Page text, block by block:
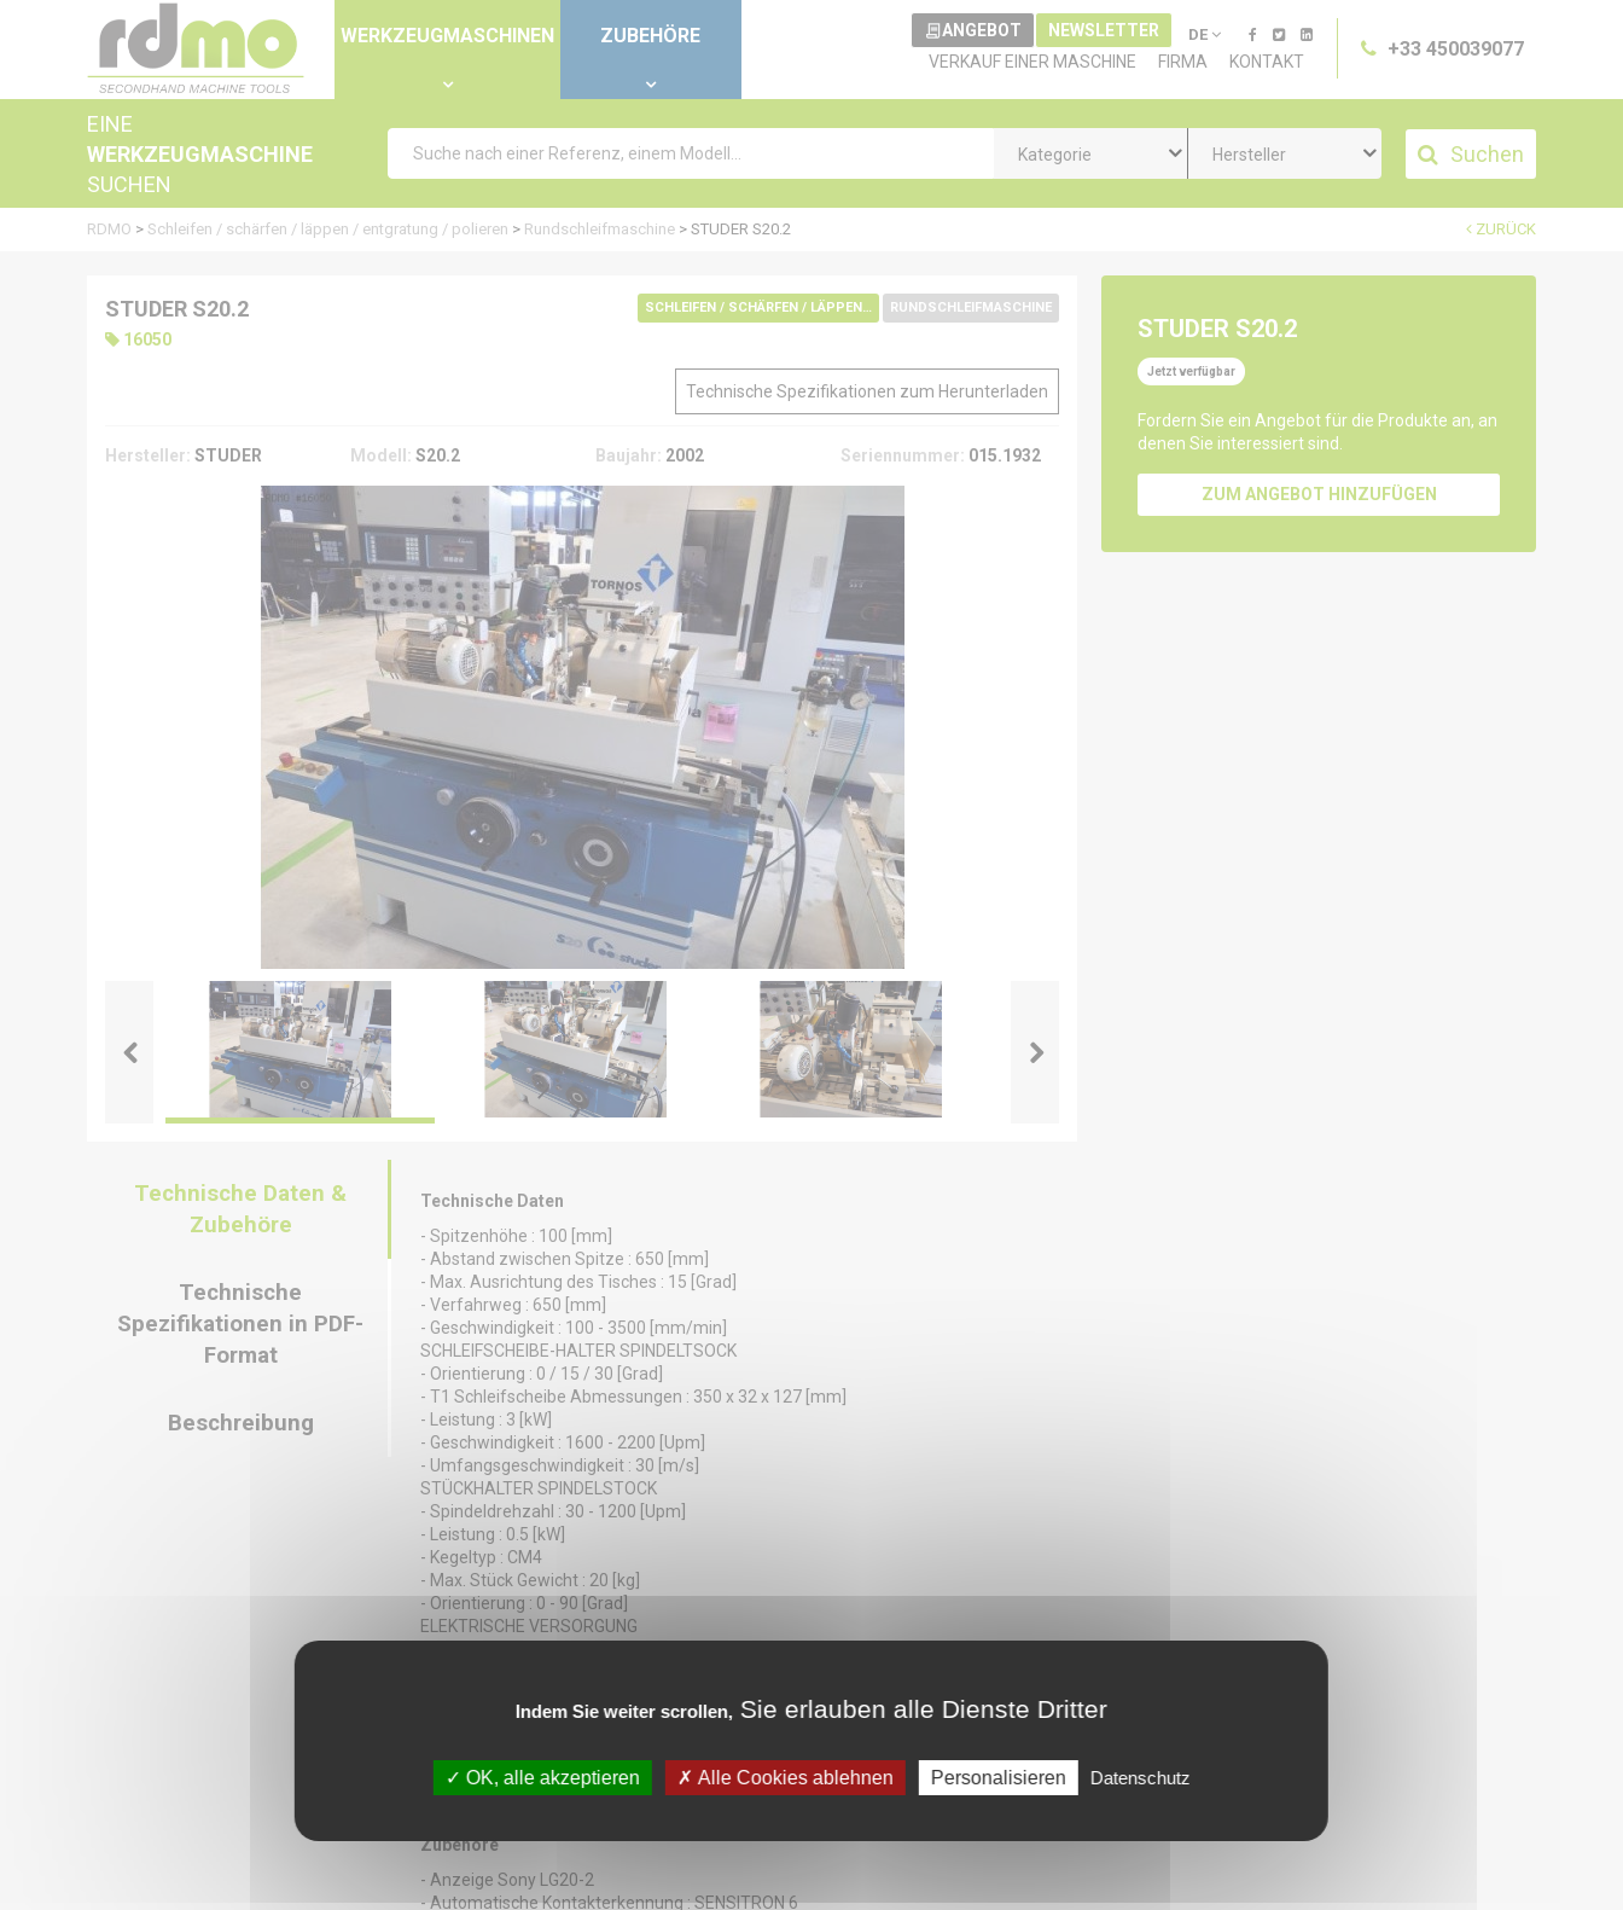
Indem Sie weiter scrollen,Sie erlauben alle Dienste Dritter
OK, alle akzeptieren Alle Cookies ablehnen Personalisieren Datenschutz
WERKZEUGMASCHINEN ZUBEHÖRE
+33 450039077
ANGEBOT NEWSLETTER DE
VERKAUF EINER MASCHINE FIRMA KONTAKT
EINE
WERKZEUGMASCHINE
SUCHEN
Kategorie Hersteller Suchen
ZURÜCK
RDMO > Schleifen / schärfen / läppen / entgratung / polieren > Rundschleifmaschine > STUDER S20.2
STUDER S20.2 SCHLEIFEN / SCHÄRFEN / LÄPPEN / ENTGRATUNG / POLIEREN RUNDSCHLEIFMASCHINE
16050
Technische Spezifikationen zum Herunterladen
Hersteller: STUDER Modell: S20.2 Baujahr: 2002 Seriennummer: 015.1932
Technische Daten &
Zubehöre
Technische Daten
- Spitzenhöhe : 100 [mm]
- Abstand zwischen Spitze : 650 [mm]
- Max. Ausrichtung des Tisches : 15 [Grad]
- Verfahrweg : 650 [mm]
- Geschwindigkeit : 100 - 3500 [mm/min]
SCHLEIFSCHEIBE-HALTER SPINDELTSOCK
- Orientierung : 0 / 15 / 30 [Grad]
- T1 Schleifscheibe Abmessungen : 350 x 32 x 127 [mm]
- Leistung : 3 [kW]
- Geschwindigkeit : 1600 - 2200 [Upm]
- Umfangsgeschwindigkeit : 30 [m/s]
STÜCKHALTER SPINDELSTOCK
- Spindeldrehzahl : 30 - 1200 [Upm]
- Leistung : 0.5 [kW]
- Kegeltyp : CM4
- Max. Stück Gewicht : 20 [kg]
- Orientierung : 0 - 90 [Grad]
ELEKTRISCHE VERSORGUNG
- Platzbedarf : 3000 x 1500 [mm]
- Maschinengewicht : 1900 [kg]
MASCHINENSTUNDEN
Zubehöre
- Anzeige Sony LG20-2
- Automatische Kontakterkennung : SENSITRON 6
Technische
Spezifikationen in PDF-
Format
Beschreibung
STUDER S20.2
Jetzt verfügbar
Fordern Sie ein Angebot für die Produkte an, an
denen Sie interessiert sind.
ZUM ANGEBOT HINZUFÜGEN